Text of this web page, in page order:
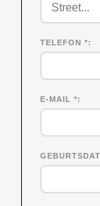
TELEFON *
E-MAIL *